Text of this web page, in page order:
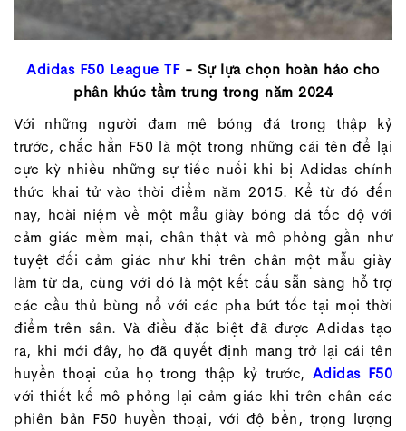
Adidas F50 League TF- Sự lựa chọn hoàn hảo cho
phân khúc tầm trung trong năm 2024
Với những người đam mê bóng đá trong thập kỷ
trước, chắc hẳn F50 là một trong những cái tên để lại
cực kỳ nhiều những sự tiếc nuối khi bị Adidas chính
thức khai tử vào thời điểm năm 2015. Kể từ đó đến
nay, hoài niệm về một mẫu giày bóng đá tốc độ với
cảm giác mềm mại, chân thật và mô phỏng gần như
tuyệt đối cảm giác như khi trên chân một mẫu giày
làm từ da, cùng với đó là một kết cấu sẵn sàng hỗ trợ
các cầu thủ bùng nổ với các pha bứt tốc tại mọi thời
điểm trên sân. Và điều đặc biệt đã được Adidas tạo
ra, khi mới đây, họ đã quyết định mang trở lại cái tên
huyền thoại của họ trong thập kỷ trước, Adidas F50
với thiết kế mô phỏng lại cảm giác khi trên chân các
phiên bản F50 huyền thoại, với độ bền, trọng lượng